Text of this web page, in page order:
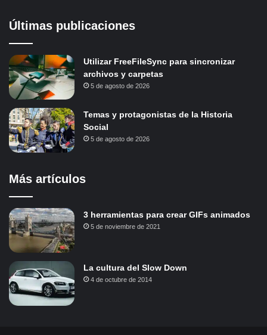
Últimas publicaciones
Utilizar FreeFileSync para sincronizar
archivos y carpetas
5 de agosto de 2026
Temas y protagonistas de la Historia
Social
5 de agosto de 2026
Más artículos
3 herramientas para crear GIFs animados
5 de noviembre de 2021
La cultura del Slow Down
4 de octubre de 2014